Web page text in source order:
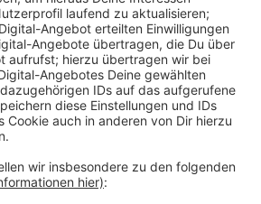
unter anderem Live-Musik,
Bier, Mode, Feinkost und
sind dann nochmal zwei
Berliner Tor geplant. Den
Wesel gibt es seit 2017.